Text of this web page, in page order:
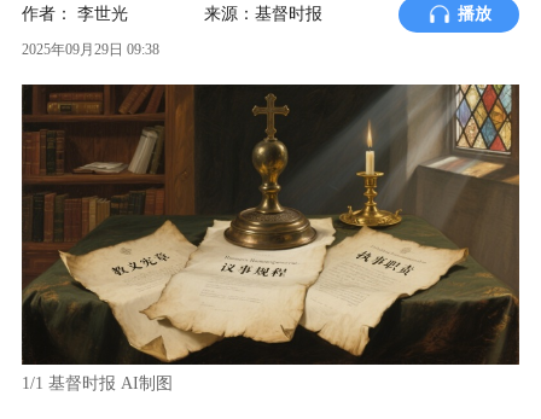
作者： 李世光 来源：基督时报 播放
2025年09月29日 09:38
1/1 基督时报 AI制图